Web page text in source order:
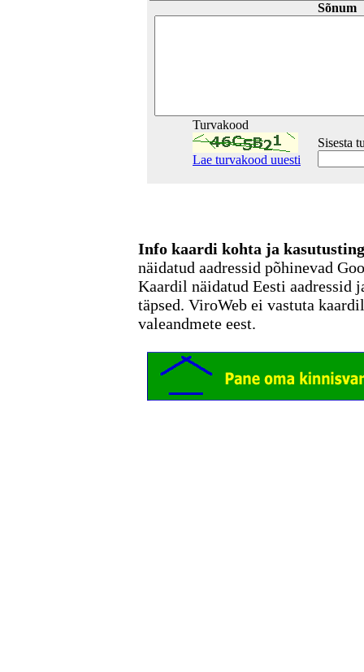
Sõnum
Turvakood
Lae turvakood uuesti
Sisesta
Info kaardi kohta ja
näidatud aadressid põhinevad
Kaardil näidatud Eesti aadressid
täpsed. ViroWeb ei vastuta
valeandmete eest.